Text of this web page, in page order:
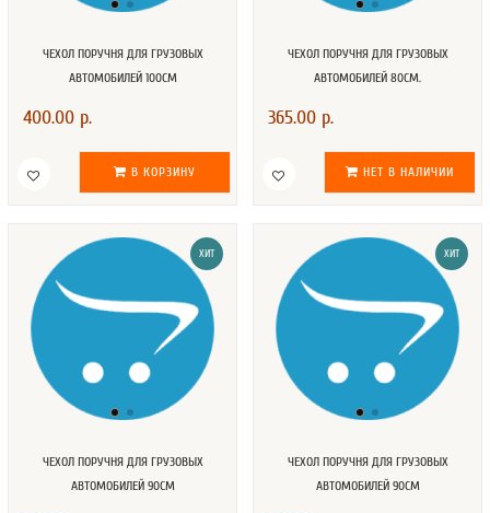
ЧЕХОЛ ПОРУЧНЯ ДЛЯ ГРУЗОВЫХ
АВТОМОБИЛЕЙ 100СМ
400.00 р.
В КОРЗИНУ
ЧЕХОЛ ПОРУЧНЯ ДЛЯ ГРУЗОВЫХ
АВТОМОБИЛЕЙ 80СМ.
365.00 р.
НЕТ В НАЛИЧИИ
ХИТ
ЧЕХОЛ ПОРУЧНЯ ДЛЯ ГРУЗОВЫХ
АВТОМОБИЛЕЙ 90СМ
ХИТ
ЧЕХОЛ ПОРУЧНЯ ДЛЯ ГРУЗОВЫХ
АВТОМОБИЛЕЙ 90СМ